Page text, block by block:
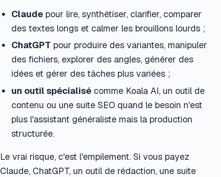
Claude pour lire, synthétiser, clarifier, comparer
des textes longs et calmer les brouillons lourds ;
ChatGPT pour produire des variantes, manipuler
des fichiers, explorer des angles, générer des
idées et gérer des tâches plus variées ;
un outil spécialisé comme Koala AI, un outil de
contenu ou une suite SEO quand le besoin n'est
plus l'assistant généraliste mais la production
structurée.
Le vrai risque, c'est l'empilement. Si vous payez
Claude, ChatGPT, un outil de rédaction, une suite